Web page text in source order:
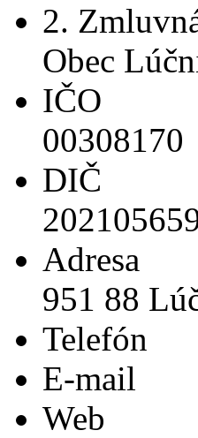
2.
Obec
IČO
00308170
DIČ
Adresa
951 88
Telefón
E-mail
Web